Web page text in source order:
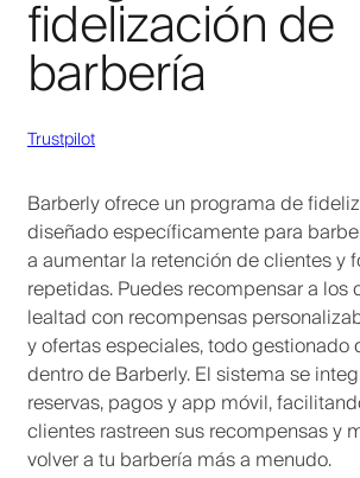
fidelización de
barbería
Trustpilot
Barberly ofrece un programa de
diseñado específicamente para
a aumentar la retención de clientes y
repetidas. Puedes recompensar a los
lealtad con recompensas
y ofertas especiales, todo gestionado
dentro de Barberly. El sistema se
reservas, pagos y app móvil,
clientes rastreen sus recompensas y
volver a tu barbería más a menudo.